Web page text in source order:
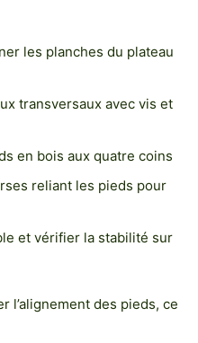
les planches du plateau
transversaux avec vis et
en bois aux quatre coins
reliant les pieds pour
et vérifier la stabilité sur
l’alignement des pieds, ce